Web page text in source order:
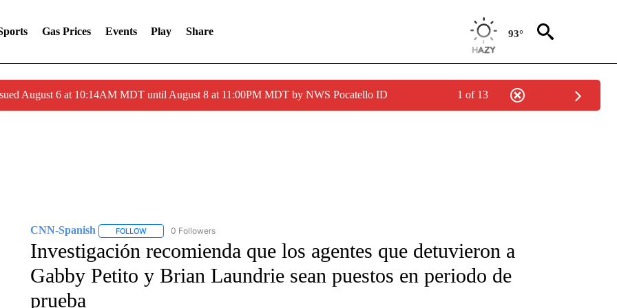
Gas Prices Events Play Share 93°
August 6 at 10:14AM MDT until August 8 at 11:00PM MDT by NWS Pocatello ID 1 of 13
CNN-Spanish FOLLOWFOLLOW "CNN-SPANISH" TO RECEIVE NOTIFICATIONS ABOUT NEW PAGES ON "CNN-SPANISH".
0 Followers
Investigación recomienda que los agentes que detuvieron a
Gabby Petito y Brian Laundrie sean puestos en periodo de
prueba